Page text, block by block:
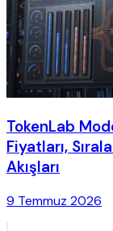
TokenLab
Fiyatları,
Akışları
9 Temmuz 2026